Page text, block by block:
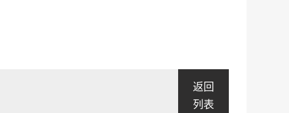
返回
列表